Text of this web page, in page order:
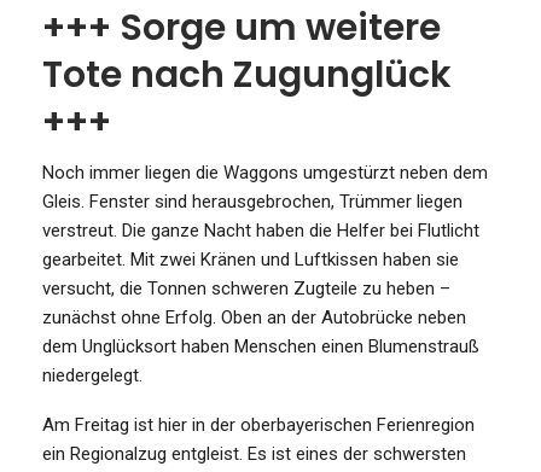
+++ Sorge um weitere
Tote nach Zugunglück
+++
Noch immer liegen die Waggons umgestürzt neben dem
Gleis. Fenster sind herausgebrochen, Trümmer liegen
verstreut. Die ganze Nacht haben die Helfer bei Flutlicht
gearbeitet. Mit zwei Kränen und Luftkissen haben sie
versucht, die Tonnen schweren Zugteile zu heben –
zunächst ohne Erfolg. Oben an der Autobrücke neben
dem Unglücksort haben Menschen einen Blumenstrauß
niedergelegt.
Am Freitag ist hier in der oberbayerischen Ferienregion
ein Regionalzug entgleist. Es ist eines der schwersten